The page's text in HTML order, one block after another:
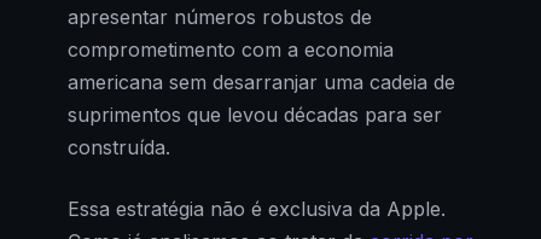
apresentar números robustos de
comprometimento com a economia
americana sem desarranjar uma cadeia de
suprimentos que levou décadas para ser
construída.
Essa estratégia não é exclusiva da Apple.